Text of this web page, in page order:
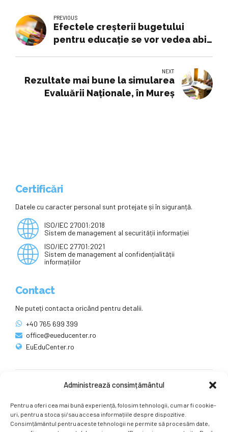
Administrează consimțământul
Pentru a oferi cea mai bună experiență, folosim tehnologii, cum ar fi cookie-
uri, pentru a stoca și/sau accesa informațiile despre dispozitive.
Consimțământul pentru aceste tehnologii ne permite să procesăm date,
PREVIOUS
Efectele creşterii bugetului
pentru educaţie se vor vedea abia
NEXT
Rezultate mai bune la simularea
Evaluării Naționale, în Mureș
Certificări
Datele cu caracter personal sunt protejate și în siguranță.
ISO/IEC 27001:2018
Sistem de management al securității informației
ISO/IEC 27701:2021
Sistem de management al confidențialității
informațiilor
Contact
Ne puteți contacta oricând pentru detalii.
+40 765 699 399
office@eueducenter.ro
EuEduCenter.ro
Ne puteți găsi și pe rețelele sociale.